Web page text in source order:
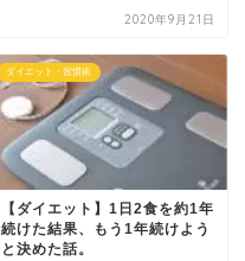
2020年9月21日
ダイエット・習慣術
【ダイエット】1日2食を約1年
続けた結果、もう1年続けよう
と決めた話。